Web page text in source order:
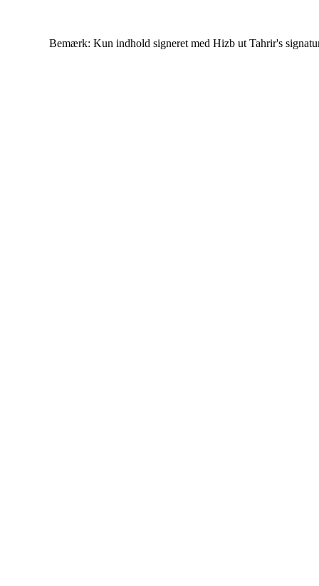
Bemærk: Kun indhold signeret med Hizb ut Tahrir's